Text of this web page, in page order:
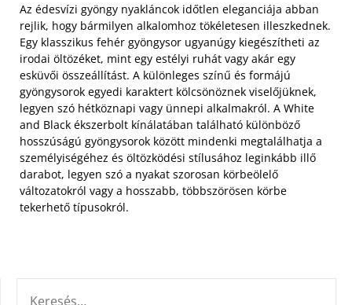
Az édesvízi gyöngy nyakláncok időtlen eleganciája abban
rejlik, hogy bármilyen alkalomhoz tökéletesen illeszkednek.
Egy klasszikus fehér gyöngysor ugyanúgy kiegészítheti az
irodai öltözéket, mint egy estélyi ruhát vagy akár egy
esküvői összeállítást. A különleges színű és formájú
gyöngysorok egyedi karaktert kölcsönöznek viselőjüknek,
legyen szó hétköznapi vagy ünnepi alkalmakról. A White
and Black ékszerbolt kínálatában található különböző
hosszúságú gyöngysorok között mindenki megtalálhatja a
személyiségéhez és öltözködési stílusához leginkább illő
darabot, legyen szó a nyakat szorosan körbeölelő
változatokról vagy a hosszabb, többszörösen körbe
tekerhető típusokról.